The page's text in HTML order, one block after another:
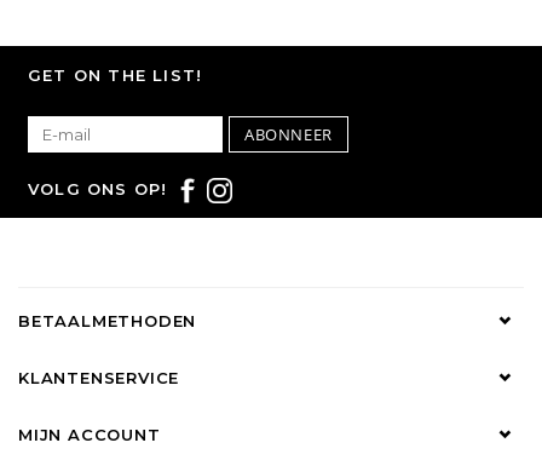
GET ON THE LIST!
ABONNEER
VOLG ONS OP!
BETAALMETHODEN
KLANTENSERVICE
MIJN ACCOUNT